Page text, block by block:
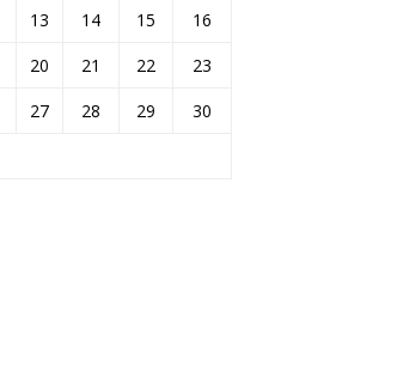
13 14 15
16
20 21 22
23
27 28 29
30